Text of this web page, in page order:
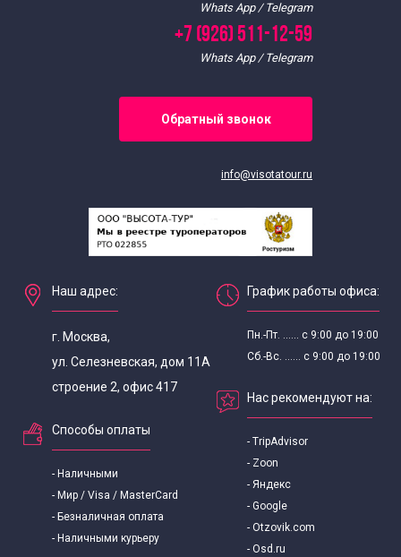
Whats App / Telegram
+7 (926) 511-12-59
Whats App / Telegram
Обратный звонок
info@visotatour.ru
Наш адрес:
г. Москва,
ул. Селезневская, дом 11А
строение 2, офис 417
Способы оплаты
- Наличными
- Мир / Visa / MasterCard
- Безналичная оплата
- Наличными курьеру
График работы офиса:
Пн.-Пт. ...... с 9:00 до 19:00
Сб.-Вс. ...... с 9:00 до 19:00
Нас рекомендуют на:
- TripAdvisor
- Zoon
- Яндекс
- Google
- Otzovik.com
- Osd.ru